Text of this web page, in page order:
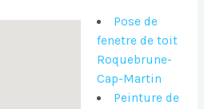
Pose de
fenetre de toit
Roquebrune-
Cap-Martin
Peinture de